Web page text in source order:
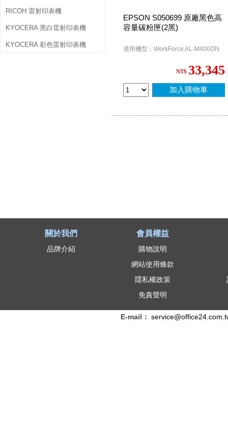
RICOH 雷射印表機
KYOCERA 黑白雷射印表機
KYOCERA 彩色雷射印表機
EPSON S050699 原廠黑色高
容量碳粉匣(2黑)
適用機型：WorkForce AL-M400DN
NT$ 33,345
加入購物車
關於我們
品牌介紹
會員權益
購物說明
網站使用條款
隱私權政策
免責聲明
E-mail：